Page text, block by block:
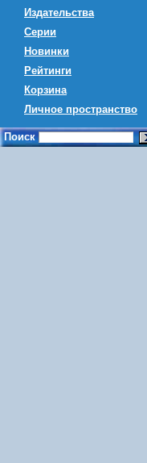
Издательства
Серии
Новинки
Рейтинги
Корзина
Личное пространство
Поиск